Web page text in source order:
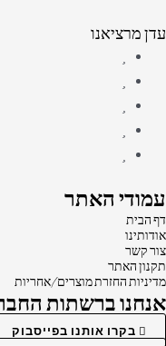
עדן מרציאנו
עמודי האתר
דף הבית
אודותינו
צור קשר
תקנון האתר
מדיניות החזרת מוצרים/אחריות
אנחנו ברשתות
בקרו אותנו בפייסבוק